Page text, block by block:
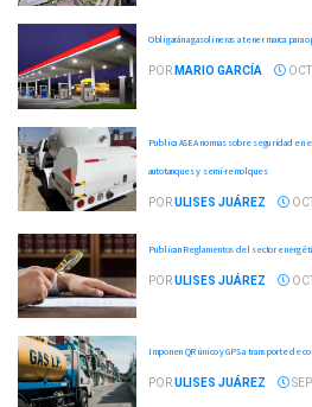
Obligarán a gasolineras a tener marca para
POR MARIO GARCÍA
Publica ASEA normas sobre seguridad
autotanques y semi-remolques
PORULISES JUÁREZ
Publican Reglamentos del sector
PORULISES JUÁREZ
Imponen QR único y GPS a transporte de
PORULISES JUÁREZ